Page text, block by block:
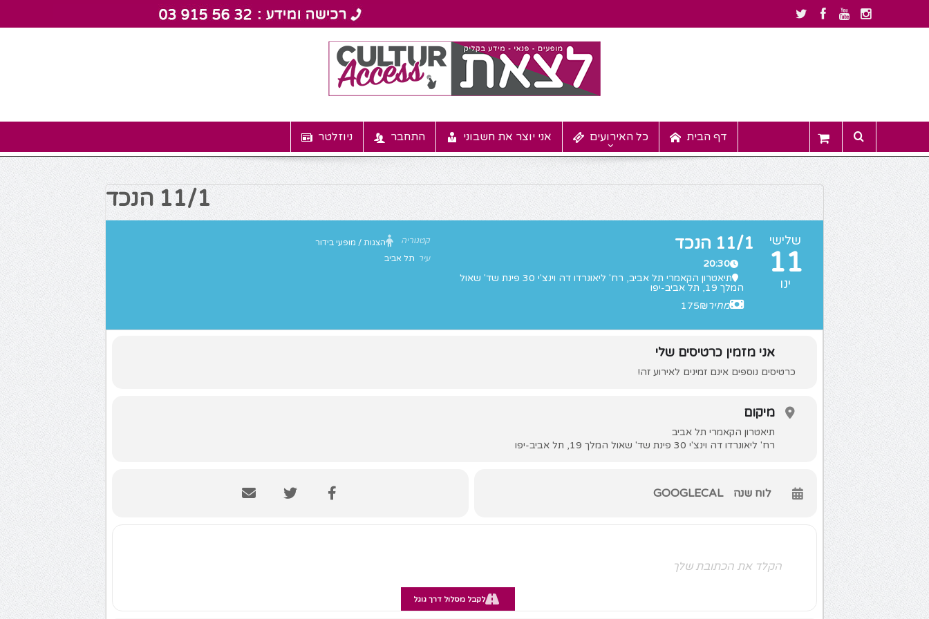
ניוזלטר התחבר אני יוצר את חשבוני כל האירועים דף הבית
11/1 הנכד
שלישי
11
ינו
11/1 הנכד
20:30
תיאטרון הקאמרי תל אביב
, רח' ליאונרדו דה וינצ'י 30 פינת שד' שאול
המלך 19, תל אביב-יפו
מחיר175₪
קטגוריה
הצגות / מופעי בידור
עיר תל אביב
אני מזמין כרטיסים שלי
כרטיסים נוספים אינם זמינים לאירוע זה!
מיקום
תיאטרון הקאמרי תל אביב
רח' ליאונרדו דה וינצ'י 30 פינת שד' שאול המלך 19, תל אביב-יפו
לוח שנה GOOGLECAL
לקבל מסלול דרך גוגל